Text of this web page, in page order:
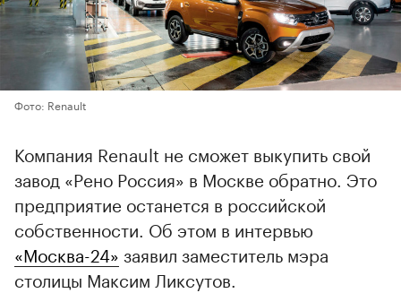
Фото: Renault
Компания Renault не сможет выкупить свой
завод «Рено Россия» в Москве обратно. Это
предприятие останется в российской
собственности. Об этом в интервью
«Москва-24» заявил заместитель мэра
столицы Максим Ликсутов.